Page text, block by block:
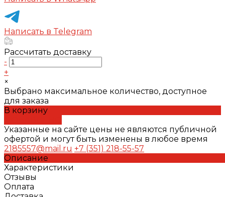
Написать в Telegram
Рассчитать доставку
-
+
×
Выбрано максимальное количество, доступное
для заказа
В корзину
Указанные на сайте цены не являются публичной
офертой и могут быть изменены в любое время
2185557@mail.ru +7 (351) 218-55-57
Описание
Характеристики
Отзывы
Оплата